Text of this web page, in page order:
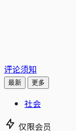
评论须知
最新 更多
社会
仅限会员